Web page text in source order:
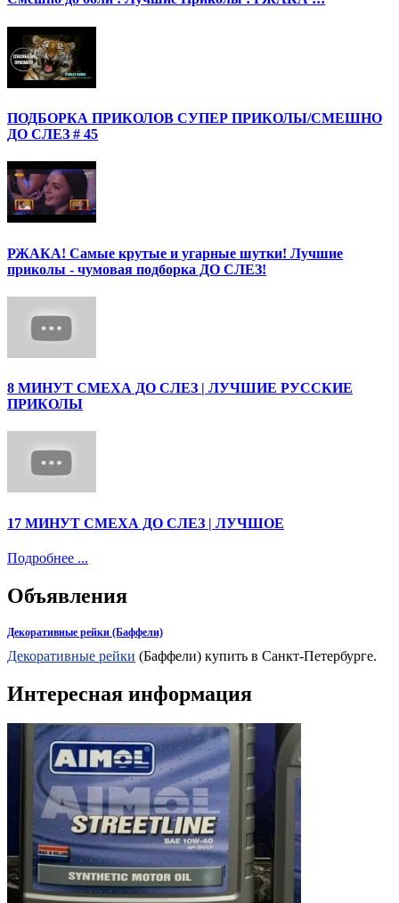
ПОДБОРКА ПРИКОЛОВ СУПЕР ПРИКОЛЫ/СМЕШНО
ДО СЛЕЗ # 45
РЖАКА! Самые крутые и угарные шутки! Лучшие
приколы - чумовая подборка ДО СЛЕЗ!
8 МИНУТ СМЕХА ДО СЛЕЗ | ЛУЧШИЕ РУССКИЕ
ПРИКОЛЫ
17 МИНУТ СМЕХА ДО СЛЕЗ | ЛУЧШОЕ
Подробнее ...
Объявления
Декоративные рейки (Баффели)
Декоративные рейки (Баффели) купить в Санкт-Петербурге.
Интересная информация